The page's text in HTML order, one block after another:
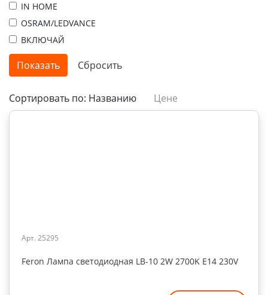
IN HOME
OSRAM/LEDVANCE
ВКЛЮЧАЙ
Сортировать по: Названию Цене
Арт. 25295
Feron Лампа светодиодная LB-10 2W 2700K E14 230V